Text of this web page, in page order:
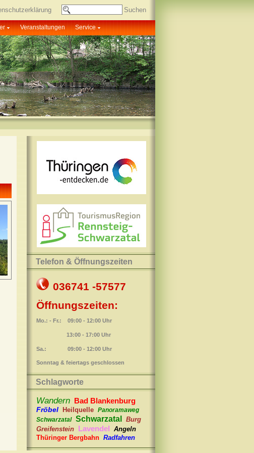
Veranstaltungen Service
Telefon & Öffnungszeiten
036741 -57577
Öffnungszeiten:
Mo.: - Fr.: 09:00 - 12:00 Uhr
13:00 - 17:00 Uhr
Sa.: 09:00 - 12:00 Uhr
Sonntag & feiertags geschlossen
Schlagworte
Wandern Bad Blankenburg
Fröbel Heilquelle
Panoramaweg
Schwarzatal
Schwarzatal
Burg
Greifenstein
Lavendel Angeln
Thüringer Bergbahn Radfahren